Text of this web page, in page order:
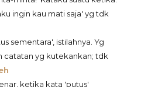
ingin kau mati saja' yg tdk
sementara', istilahnya. Yg
catatan yg kutekankan; tdk
ketika kata 'putus'